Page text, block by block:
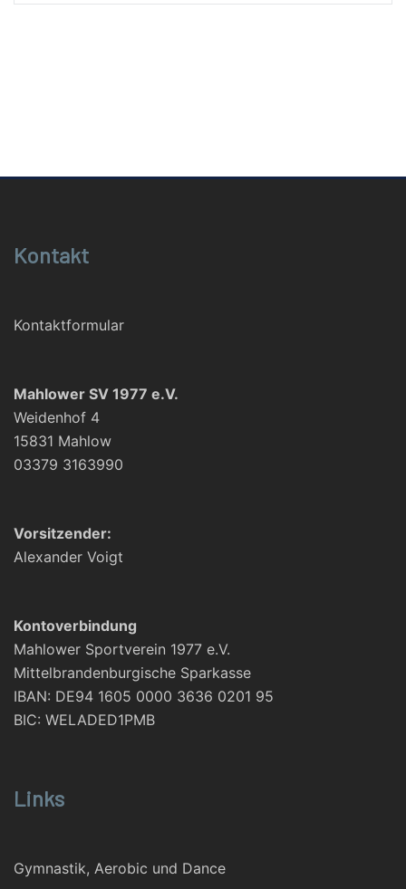
Kontakt
Kontaktformular
Mahlower SV 1977 e.V.
Weidenhof 4
15831 Mahlow
03379 3163990
Vorsitzender:
Alexander Voigt
Kontoverbindung
Mahlower Sportverein 1977 e.V.
Mittelbrandenburgische Sparkasse
IBAN: DE94 1605 0000 3636 0201 95
BIC: WELADED1PMB
Links
Gymnastik, Aerobic und Dance